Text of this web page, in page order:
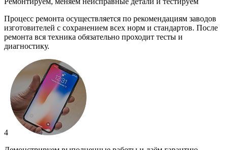
Процесс ремонта осуществляется по рекомендациям заводов
изготовителей с сохранением всех норм и стандартов. После
ремонта вся техника обязательно проходит тесты и
диагностику.
4